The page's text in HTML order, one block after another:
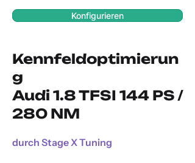
Konfigurieren
Kennfeldoptimierun
g
Audi 1.8 TFSI 144 PS /
280 NM
durch Stage X Tuning